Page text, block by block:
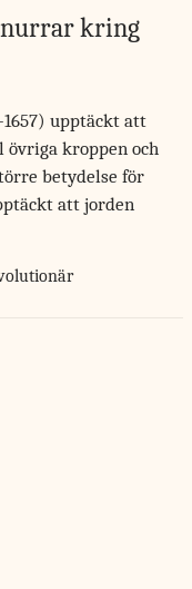
kring
upptäckt att
kroppen och
betydelse för
att jorden